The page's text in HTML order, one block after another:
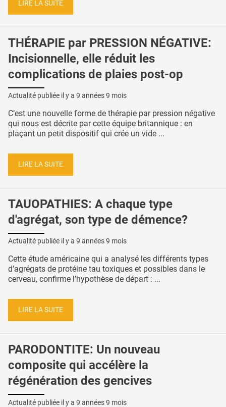
LIRE LA SUITE
THÉRAPIE par PRESSION NÉGATIVE:
Incisionnelle, elle réduit les
complications de plaies post-op
Actualité publiée il y a 9 années 9 mois
C’est une nouvelle forme de thérapie par pression négative
qui nous est décrite par cette équipe britannique : en
plaçant un petit dispositif qui crée un vide ...
LIRE LA SUITE
TAUOPATHIES: A chaque type
d'agrégat, son type de démence?
Actualité publiée il y a 9 années 9 mois
Cette étude américaine qui a analysé les différents types
d’agrégats de protéine tau toxiques et possibles dans le
cerveau, confirme l’hypothèse de départ : ...
LIRE LA SUITE
PARODONTITE: Un nouveau
composite qui accélère la
régénération des gencives
Actualité publiée il y a 9 années 9 mois